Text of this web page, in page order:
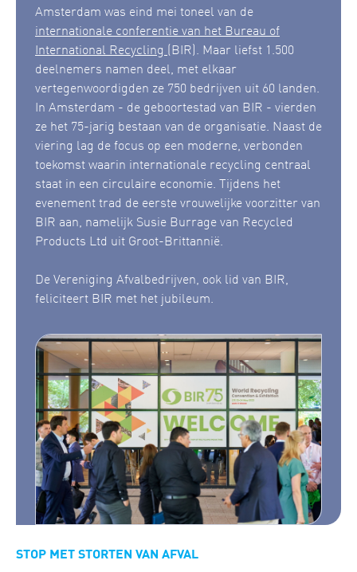
Amsterdam was eind mei toneel van de
internationale conferentie van het Bureau of
International Recycling (BIR). Maar liefst 1.500
deelnemers namen deel, met elkaar
vertegenwoordigden ze 750 bedrijven uit 60 landen.
In Amsterdam - de geboortestad van BIR - vierden
ze het 75-jarig bestaan van de organisatie. Naast de
viering lag de focus op een moderne, verbonden
toekomst waarin internationale recycling centraal
staat in een circulaire economie. Tijdens het
evenement trad de eerste vrouwelijke voorzitter van
BIR aan, namelijk Susie Burrage van Recycled
Products Ltd uit Groot-Brittannië.
De Vereniging Afvalbedrijven, ook lid van BIR,
feliciteert BIR met het jubileum.
STOP MET STORTEN VAN AFVAL